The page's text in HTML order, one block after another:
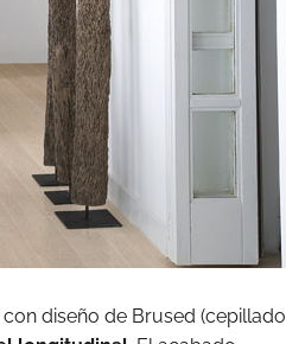
diseño de Brused (cepillado